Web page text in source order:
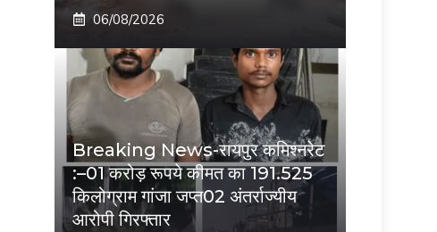
06/08/2026
Breaking News-रायपुर कमिश्नरेट
:–01 करोड़ रूपये कीमत का 191.525
किलोग्राम गांजा जप्त02 अंतर्राज्यीय
आरोपी गिरफ्तार